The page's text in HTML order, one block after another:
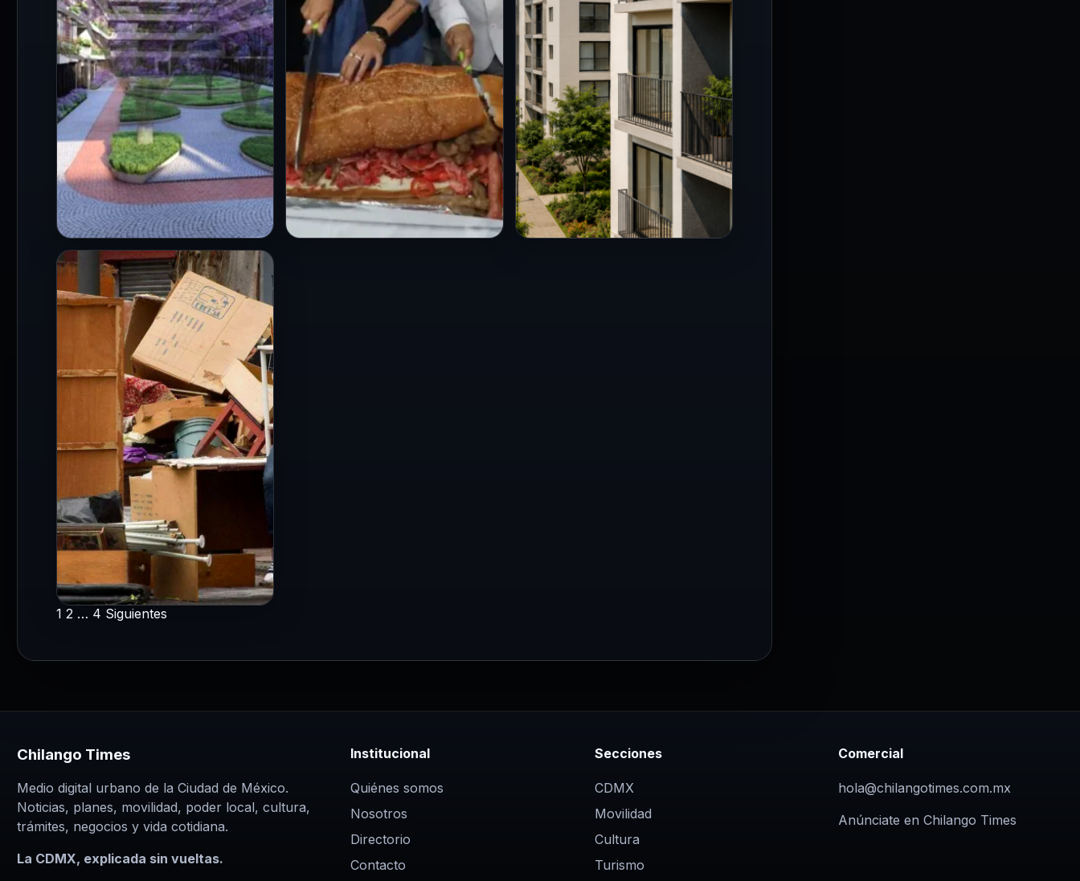
operativos de verificación
durante julio en diez
alcaldías de…
memorable. La 21ª Feria…
21 de la Feria de…
CDMX
Vivienda social en
CDMX: entregan 141
hogares y preparan
reforma para acelerar
proyectos
25 Jul 2026
La mandataria capitalina
informó que las viviendas
entregadas este día se
localizan en Coyoacán,
Azcapotzalco, Venustiano
Carranza, Miguel…
Entre el 15 y el 22 de julio, el
Gabinete Contra Despojos de
la Ciudad de México realizó…
entradas
1 2 … 4 Siguientes
Chilango Times
Medio digital urbano de la Ciudad de México.
Noticias, planes, movilidad, poder local, cultura,
trámites, negocios y vida cotidiana.
La CDMX, explicada sin vueltas.
Institucional
Quiénes somos
Nosotros
Directorio
Contacto
Secciones
CDMX
Movilidad
Cultura
Turismo
Comercial
hola@chilangotimes.com.mx
Anúnciate en Chilango Times